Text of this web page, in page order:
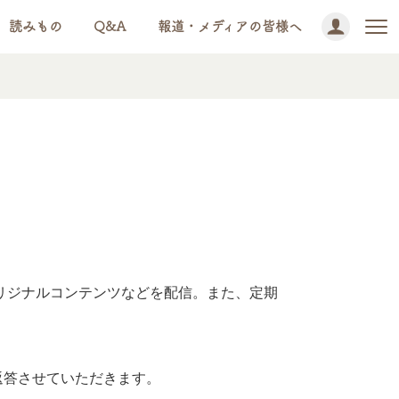
読みもの Q&A 報道・メディアの皆様へ
ナルコンテンツなどを配信。また、定期
させていただきます。